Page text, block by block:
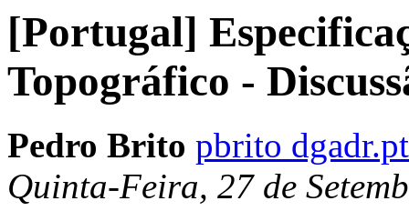
[Portugal]
Topográfico -
Pedro Brito pbrito dgadr.pt
Quinta-Feira, 27 de